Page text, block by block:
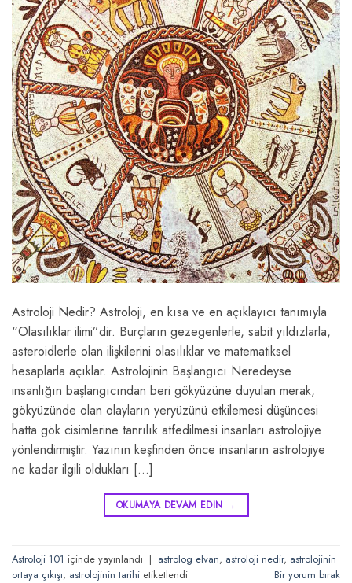
Astroloji Nedir? Astroloji, en kısa ve en açıklayıcı tanımıyla
“Olasılıklar ilimi”dir. Burçların gezegenlerle, sabit yıldızlarla,
asteroidlerle olan ilişkilerini olasılıklar ve matematiksel
hesaplarla açıklar. Astrolojinin Başlangıcı Neredeyse
insanlığın başlangıcından beri gökyüzüne duyulan merak,
gökyüzünde olan olayların yeryüzünü etkilemesi düşüncesi
hatta gök cisimlerine tanrılık atfedilmesi insanları astrolojiye
yönlendirmiştir. Yazının keşfinden önce insanların astrolojiye
ne kadar ilgili oldukları […]
OKUMAYA DEVAM EDIN →
Astroloji 101 içinde yayınlandı | astrolog elvan, astroloji nedir, astrolojinin
ortaya çıkışı, astrolojinin tarihi etiketlendi Bir yorum bırak